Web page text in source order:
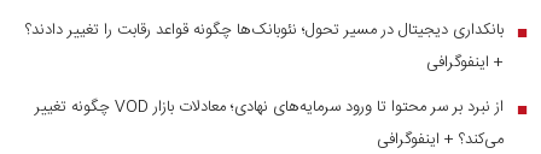
■ بانکداری دیجیتال در مسیر تحول؛ نئوبانک‌ها چگونه قواعد رقابت را تغییر دادند؟
+ اینفوگرافی
■
از نبرد بر سر محتوا تا ورود سرمایه‌های نهادی؛ معادلات بازار VOD چگونه تغییر
می‌کند؟ + اینفوگرافی